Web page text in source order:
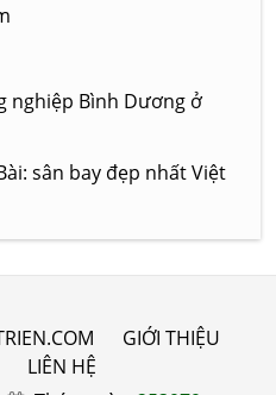
nghiệp Bình Dương ở
sân bay đẹp nhất Việt
GIỚI THIỆU
LIÊN HỆ